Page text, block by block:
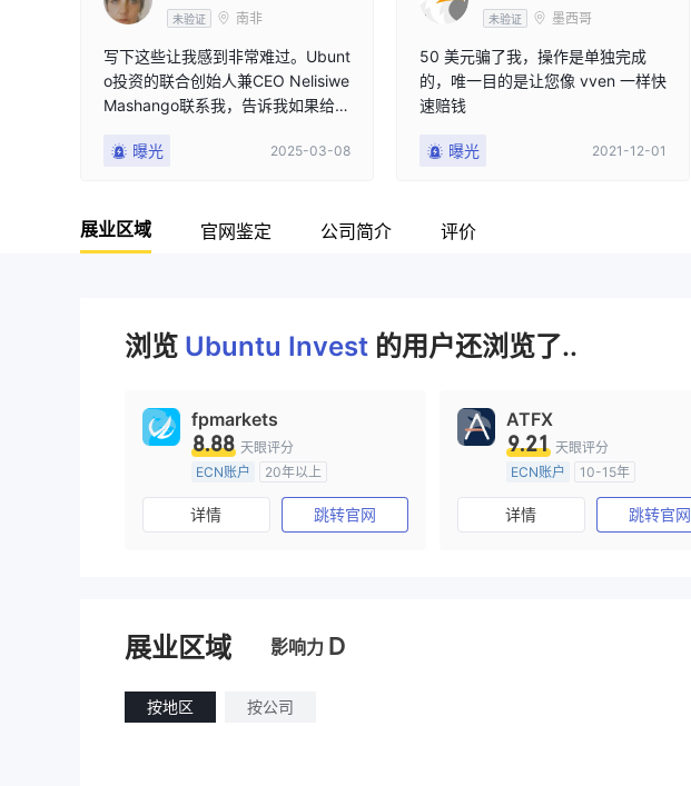
未验证 南非
写下这些让我感到非常难过。Ubunt
o投资的联合创始人兼CEO Nelisiwe
Mashango联系我，告诉我如果给她
0兰特。然而，这并没有发生。然后
银行账户的截图，她仍然告诉我我
会收到3600兰特。但令人惊讶的
希望其他人也能在看到这篇文章后
并不宽裕。而像Nelisiwe Mashang
o这样的人，却愿意从别人身上榨干
最后一分钱。这真是让人心碎。谢
曝光 2025-03-08
未验证 墨西哥
50 美元骗了我，操作是单独完成
的，唯一目的是让您像 vven 一样快
速赔钱
曝光 2021-12-01
展业区域 官网鉴定 公司简介 评价
浏览 Ubuntu Invest 的用户还浏览了..
fpmarkets
8.88 天眼评分
ECN账户
20年以上
澳大利亚监管
全牌照 (MM)
主标MT4
详情 跳转官网
ATFX
9.21 天眼评分
ECN账户
10-15年
澳大利亚监管
全牌照 (MM)
主标MT4
详情 跳转官网
展业区域 影响力 D
按地区 按公司